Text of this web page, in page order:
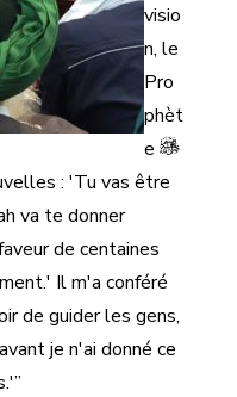
visio
n, le
Pro
phèt
e
: 'Tu vas être
va te donner
de centaines
Il m'a conféré
de guider les gens,
je n'ai donné ce